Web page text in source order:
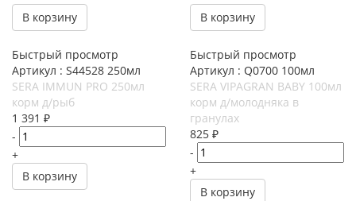
В корзину
В корзину
Быстрый просмотр
Артикул : S44528 250мл
SERA IMMUN PRO 250мл
корм д/рыб
1 391 ₽
-
+
В корзину
Быстрый просмотр
Артикул : Q0700 100мл
SERA VIPAGRAN BABY 100мл
корм д/молодняка в
гранулах
825 ₽
-
+
В корзину